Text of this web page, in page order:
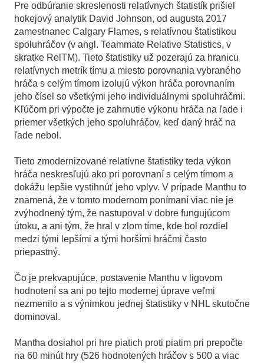
Pre odbúranie skreslenosti relatívnych štatistík prišiel
hokejový analytik David Johnson, od augusta 2017
zamestnanec Calgary Flames, s relatívnou štatistikou
spoluhráčov (v angl. Teammate Relative Statistics, v
skratke RelTM). Tieto štatistiky už pozerajú za hranicu
relatívnych metrík tímu a miesto porovnania vybraného
hráča s celým tímom izolujú výkon hráča porovnaním
jeho čísel so všetkými jeho individuálnymi spoluhráčmi.
Kľúčom pri výpočte je zahrnutie výkonu hráča na ľade i
priemer všetkých jeho spoluhráčov, keď daný hráč na
ľade nebol.
Tieto zmodernizované relatívne štatistiky teda výkon
hráča neskresľujú ako pri porovnaní s celým tímom a
dokážu lepšie vystihnúť jeho vplyv. V prípade Manthu to
znamená, že v tomto modernom ponímaní viac nie je
zvýhodnený tým, že nastupoval v dobre fungujúcom
útoku, a ani tým, že hral v zlom tíme, kde bol rozdiel
medzi tými lepšími a tými horšími hráčmi často
priepastný.
Čo je prekvapujúce, postavenie Manthu v ligovom
hodnotení sa ani po tejto modernej úprave veľmi
nezmenilo a s výnimkou jednej štatistiky v NHL skutočne
dominoval.
Mantha dosiahol pri hre piatich proti piatim pri prepočte
na 60 minút hry (526 hodnotených hráčov s 500 a viac